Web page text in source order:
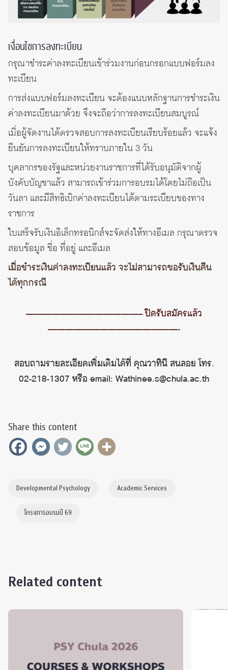
เงื่อนไขการลงทะเบียน
กรุณาชำระค่าลงทะเบียนเข้าร่วมงานก่อนกรอกแบบฟอร์มลง
ทะเบียน
การส่งแบบฟอร์มลงทะเบียน จะต้องแนบหลักฐานการชำระเงิน
ค่าลงทะเบียนมาด้วย จึงจะถือว่าการลงทะเบียนสมบูรณ์
เมื่อผู้จัดงานได้ตรวจสอบการลงทะเบียนเรียบร้อยแล้ว จะแจ้ง
ยืนยันการลงทะเบียนให้ทราบภายใน 3 วัน
บุคลากรของรัฐและหน่วยงานราชการที่ได้รับอนุมัติจากผู้
บังคับบัญชาแล้ว สามารถเข้าร่วมการอบรมได้โดยไม่ถือเป็น
วันลา และมีสิทธิเบิกค่าลงทะเบียนได้ตามระเบียบของทาง
ราชการ
ใบเสร็จรับเงินอิเล็กทรอนิกส์จะจัดส่งให้ทางอีเมล กรุณาตรวจ
สอบข้อมูล ชื่อ ที่อยู่ และอีเมล
เมื่อชำระเงินค่าลงทะเบียนแล้ว จะไม่สามารถขอรับเงินคืน
ได้ทุกกรณี
—————————————– ปิดรับสมัครแล้ว
———————————————-
สอบถามรายละเอียดเพิ่มเติมได้ที่ คุณวาทินี สนลอย โทร.
02-218-1307 หรือ email: Wathinee.s@chula.ac.th
Share this content
Developmental Psychology Academic Services
โครงการอบรมปี 69
Related content